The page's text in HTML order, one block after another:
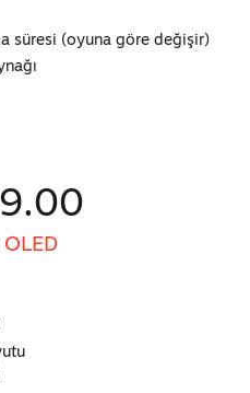
süresi (oyuna göre değişir)
OLED